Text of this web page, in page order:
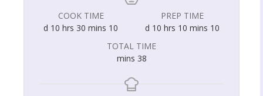
PREP TIME
10
d 10 hrs 10 mins
COOK TIME
10
d 10 hrs 30 mins
TOTAL TIME
38
mins